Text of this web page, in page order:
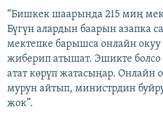
“Бишкек шаарында 215 миң
Бүгүн алардын баарын азапка
мектепке барышса онлайн
жиберип атышат. Эшикте болсо
атат көрүп жатасыңар. Онлайн
мурун айтып, министрдин
жок”.